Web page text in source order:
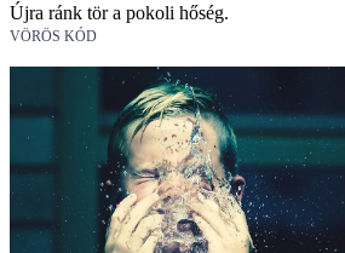
Újra ránk tör a pokoli hőség.
VÖRÖS KÓD